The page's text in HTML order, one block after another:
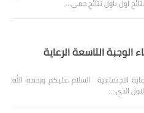
اول باول نتائج جمي…
التاسعة الرعاية
الاجتماعية السلام عليكم ورحمه الله
الذي …